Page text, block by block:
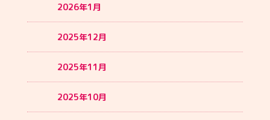
2026年1月
2025年12月
2025年11月
2025年10月